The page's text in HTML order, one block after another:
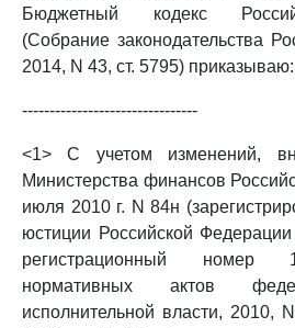
Бюджетный кодекс
(Собрание законодательства
2014, N 43, ст. 5795) приказываю:
--------------------------------
<1> С учетом изменений,
Министерства финансов
июля 2010 г. N 84н
юстиции Российской
регистрационный номер
нормативных актов
исполнительной власти, 2010,